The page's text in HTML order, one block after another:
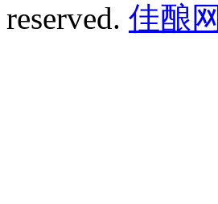
reserved. 佳酿网